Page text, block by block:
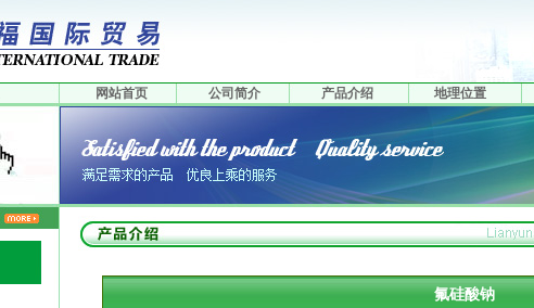
网站首页 公司简介 产品介绍 地理位置
氟硅酸钠